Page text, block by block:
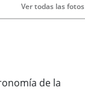
Ver todas las fotos
de la